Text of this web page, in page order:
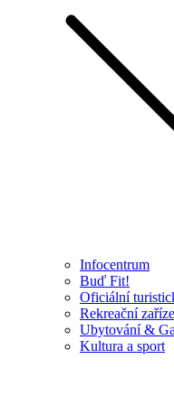
Infocentrum
Buď Fit!
Oficiální
Rekreační
Ubytování &
Kultura a sport